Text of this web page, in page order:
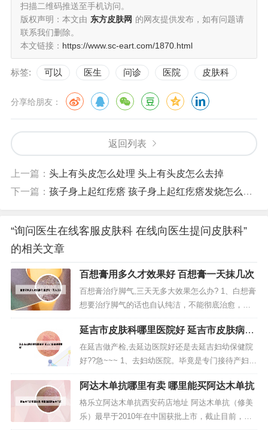
扫描二维码推送至手机访问。
版权声明：本文由 东方皮肤网 的网友提供发布，如有问题请
联系我们删除。
本文链接： https://www.sc-eart.com/1870.html
标签: 可以 医生 问诊 医院 皮肤科
分享给朋友：
返回列表
上一篇： 头上有头皮怎么处理 头上有头皮怎么去掉
下一篇： 孩子身上起红疙瘩 孩子身上起红疙瘩发烧怎么回事
“询问医生在线客服皮肤科 在线向医生提问皮肤科”
的相关文章
百想膏用多久才效果好 百想膏一天抹几次
百想膏治疗脚气,三天无多大效果怎么办? 1、白想膏
想要治疗脚气的话也自认纯洁，不能彻底治愈，想
要治愈呀，我觉得还是要用药时间长一点，当然也
要看个体体质。2、可以用水杨酸泡脚，连续大约半
个月，约三天见效，缺点是脚板底皮肤会变粗脱
皮，不过脱皮后，可以相当长一段时间不用担心脚
气的问题，药店有售。3、清热祛...
延吉市皮肤科哪里医院好 延吉市皮肤病哪
里好
在延吉做产检,去延边医院好还是去延吉妇幼保健院
好??急~~~ 1、去妇幼医院。毕竟是专门接待产妇和
儿童的医院。延边医院什么都贵。2、建议去妇幼医
院，那里是专业的。虽然延边医院名气很大，这个
东西哪里都一样去专业的当然更好，相比起来妇幼
便宜点，品牌效益么，名气越大价格越贵。价格肯
定不会差很多200左右。...
阿达木单抗哪里有卖 哪里能买阿达木单抗
格乐立阿达木单抗西安药店地址 阿达木单抗（修美
乐）最早于2010年在中国获批上市，截止目前，已
在中国相继获批类风湿关节炎、强直性脊柱炎、斑